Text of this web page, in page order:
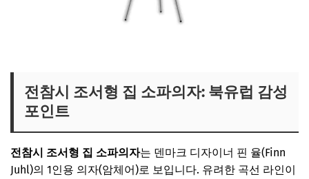
전참시 조서형 집 소파의자: 북유럽 감성
포인트
전참시 조서형 집 소파의자는 덴마크 디자이너 핀 율(Finn
Juhl)의 1인용 의자(암체어)로 보입니다. 유려한 곡선 라인이